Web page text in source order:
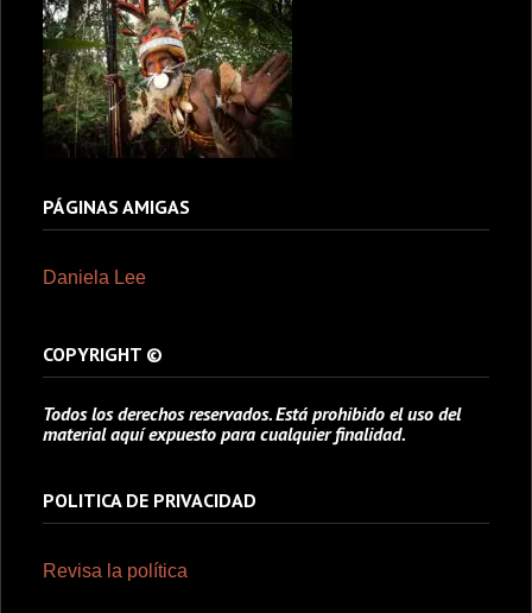
PÁGINAS AMIGAS
Daniela Lee
COPYRIGHT ©
Todos los derechos reservados. Está prohibido el uso del
material aquí expuesto para cualquier finalidad.
POLITICA DE PRIVACIDAD
Revisa la política